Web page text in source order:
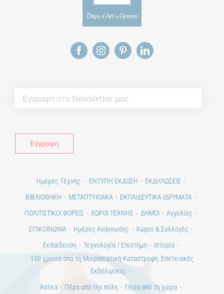
Ημέρες Τέχνης ΕΝΤΥΠΗ ΕΚΔΟΣΗ
ΕΚΔΗΛΩΣΕΙΣ
ΒΙΒΛΙΟΘΗΚΗ
ΜΕΤΑΠΤΥΧΙΑΚΑ
ΕΚΠΑΙΔΕΥΤΙΚΑ ΙΔΡΥΜΑΤΑ
ΠΟΛΙΤΙΣΤΙΚΟΙ ΦΟΡΕΙΣ
ΧΩΡΟΙ ΤΕΧΝΗΣ ΔΗΜΟΙ
Αγγελίες
ΕΠΙΚΟΙΝΩΝΙΑ
Ημέρες Ανάγνωσης
Χώροι & Συλλογές
Εκπαίδευση
Τεχνολογία / Επιστήμη
Ιστορία
100 χρόνια από τη Μικρασιατική Καταστροφή. Επετειακές
Εκδηλώσεις.